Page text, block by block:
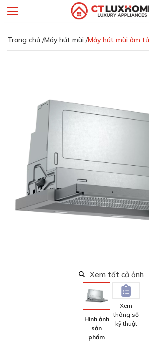
Trang chủ /Máy hút mùi /Máy hút mùi âm tủ
Xem tất cả ảnh
Hình ảnh
sản
phẩm
Xem
thông số
kỹ thuật